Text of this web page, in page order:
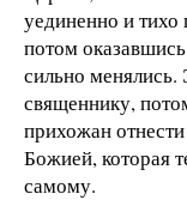
уединенно и
потом
сильно менялись.
священнику,
прихожан
Божией, которая
самому.